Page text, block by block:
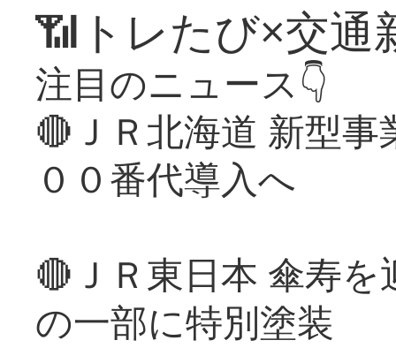
📶トレたび×交通
注目のニュース👇
🔴ＪＲ北海道 新型
００番代導入へ
🔴ＪＲ東日本 傘寿
の一部に特別塗装